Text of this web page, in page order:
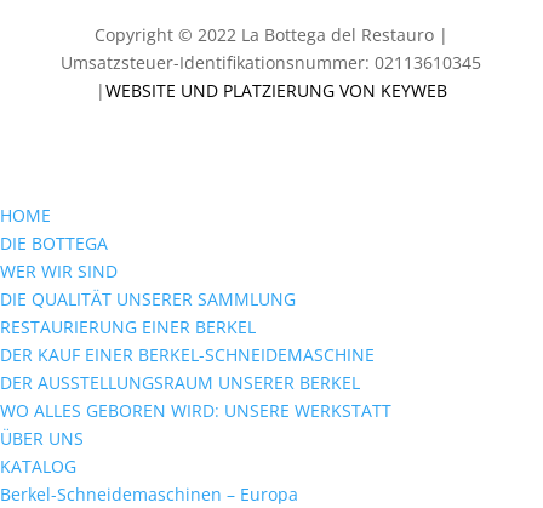
Copyright © 2022 La Bottega del Restauro|
Umsatzsteuer-Identifikationsnummer: 02113610345
|WEBSITE UND PLATZIERUNG VON KEYWEB
HOME
DIE BOTTEGA
WER WIR SIND
DIE QUALITÄT UNSERER SAMMLUNG
RESTAURIERUNG EINER BERKEL
DER KAUF EINER BERKEL-SCHNEIDEMASCHINE
DER AUSSTELLUNGSRAUM UNSERER BERKEL
WO ALLES GEBOREN WIRD: UNSERE WERKSTATT
ÜBER UNS
KATALOG
Berkel-Schneidemaschinen – Europa